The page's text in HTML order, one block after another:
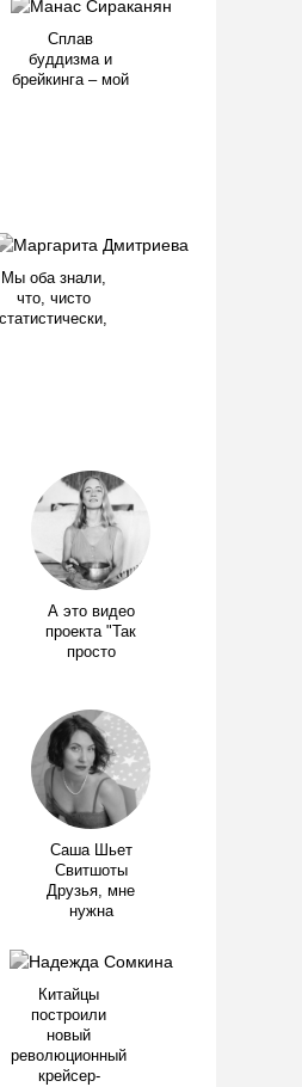
Сплав
буддизма и
брейкинга – мой
Мы оба знали,
что, чисто
статистически,
А это видео
проекта "Так
просто
Саша Шьет
Свитшоты
Друзья, мне
нужна
Китайцы
построили
новый
революционный
крейсер-